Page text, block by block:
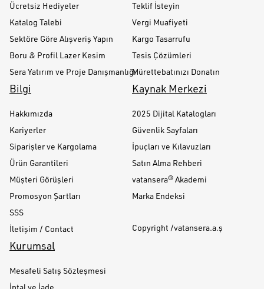
Ücretsiz Hediyeler
Katalog Talebi
Sektöre Göre Alışveriş Yapın
Boru & Profil Lazer Kesim
Sera Yatırım ve Proje Danışmanlığı
Teklif İsteyin
Vergi Muafiyeti
Kargo Tasarrufu
Tesis Çözümleri
Mürettebatınızı Donatın
Bilgi
Hakkımızda
Kariyerler
Siparişler ve Kargolama
Ürün Garantileri
Müşteri Görüşleri
Promosyon Şartları
SSS
İletişim / Contact
Kaynak Merkezi
2025 Dijital Katalogları
Güvenlik Sayfaları
İpuçları ve Kılavuzları
Satın Alma Rehberi
vatansera® Akademi
Marka Endeksi
Copyright /vatansera.a.ş
Kurumsal
Mesafeli Satış Sözleşmesi
İptal ve İade